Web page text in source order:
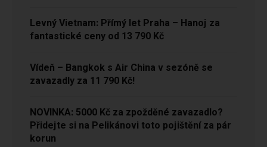
Levný Vietnam: Přímý let Praha – Hanoj za
fantastické ceny od 13 790 Kč
Vídeň – Bangkok s Air China v sezóně se
zavazadly za 11 790 Kč!
NOVINKA: 5000 Kč za zpožděné zavazadlo?
Přidejte si na Pelikánovi toto pojištění za pár
korun